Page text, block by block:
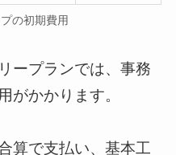
の初期費用
ープランでは、事務
がかかります。
算で支払い、基本工